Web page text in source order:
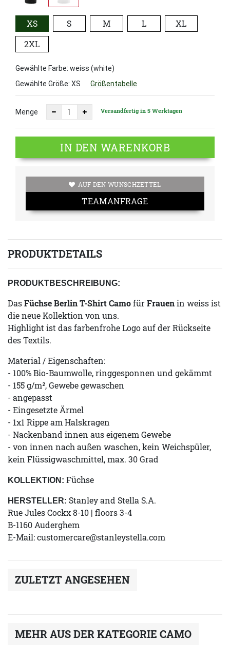
XS S M L
XL
2XL
Gewählte Farbe: weiss (white)
Gewählte Größe: XS Größentabelle
Menge Versandfertig in 5 Werktagen
IN DEN WARENKORB
AUF DEN WUNSCHZETTEL
TEAMANFRAGE
PRODUKTDETAILS
PRODUKTBESCHREIBUNG:
DasFüchse Berlin T-Shirt CamofürFrauenin weiss ist
die neue Kollektion von uns.
Highlight ist das farbenfrohe Logo auf der Rückseite
des Textils.
Material / Eigenschaften:
- 100% Bio-Baumwolle, ringgesponnen und gekämmt
- 155 g/m², Gewebe gewaschen
- angepasst
- Eingesetzte Ärmel
- 1x1 Rippe am Halskragen
- Nackenband innen aus eigenem Gewebe
- von innen nach außen waschen, kein Weichspüler,
kein Flüssigwaschmittel, max. 30 Grad
KOLLEKTION: Füchse
HERSTELLER: Stanley and Stella S.A.
Rue Jules Cockx 8-10 | floors 3-4
B-1160 Auderghem
E-Mail:customercare@stanleystella.com
ZULETZT ANGESEHEN
MEHR AUS DER KATEGORIE CAMO